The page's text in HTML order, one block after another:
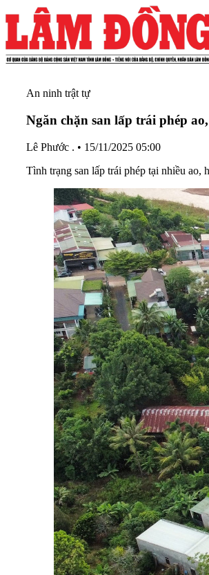
An ninh trật tự
Ngăn chặn san lấp trái phép
Lê Phước . • 15/11/2025 05:00
Tình trạng san lấp trái phép tại nhiều ao,